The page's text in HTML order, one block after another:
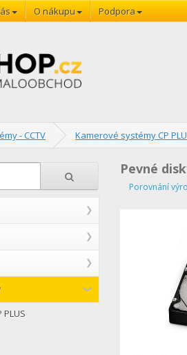
O nákupu Podpora
- CCTV Kamerové systémy CP
Pevné
Porovnání